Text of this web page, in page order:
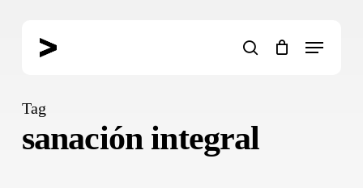
search
Menu
Tag
sanación integral